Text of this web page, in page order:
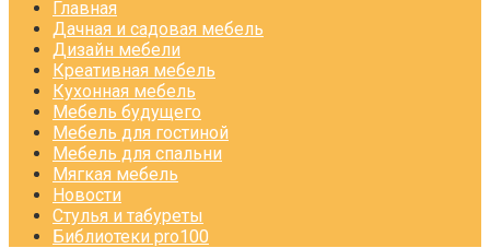
Главная
Дачная и садовая мебель
Дизайн мебели
Креативная мебель
Кухонная мебель
Мебель будущего
Мебель для гостиной
Мебель для спальни
Мягкая мебель
Новости
Стулья и табуреты
Библиотеки pro100